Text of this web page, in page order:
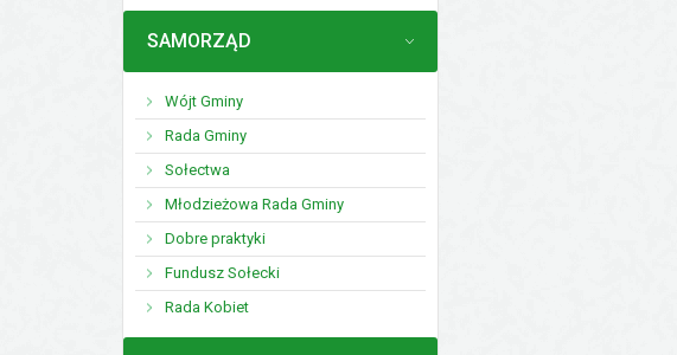
MENU
SAMORZĄD
Wójt Gminy
Rada Gminy
Sołectwa
Młodzieżowa Rada Gminy
Dobre praktyki
Fundusz Sołecki
Rada Kobiet